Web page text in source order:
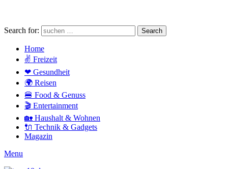
Search for: Search
Home
✌ Freizeit
❤ Gesundheit
🌍 Reisen
🍔 Food & Genuss
🎬 Entertainment
🏡 Haushalt & Wohnen
🔌 Technik & Gadgets
Magazin
Menu